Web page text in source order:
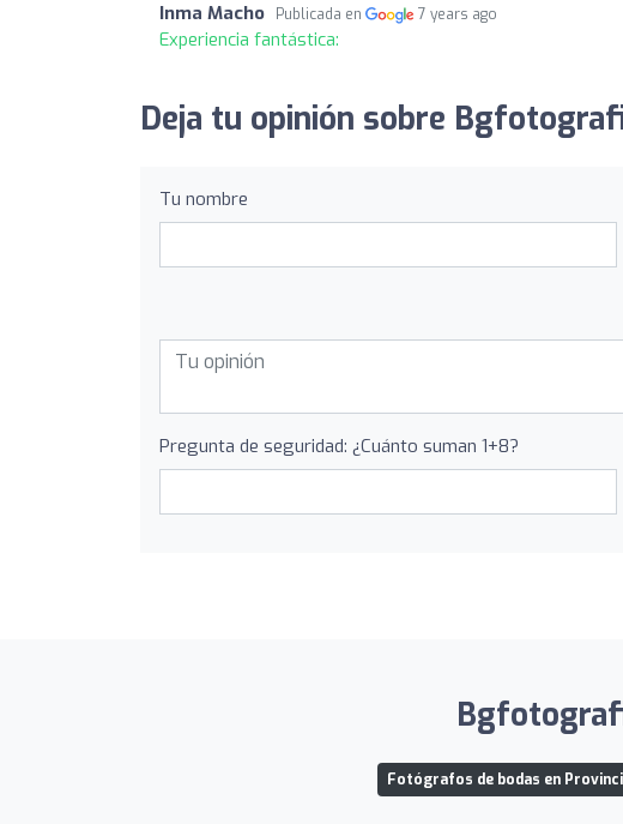
Inma Macho Publicada en 7 years ago
Experiencia fantástica:
Deja tu opinión sobre
Tu nombre
Pregunta de seguridad: ¿Cuánto suman 1+8?
Fotógrafos de bodas en